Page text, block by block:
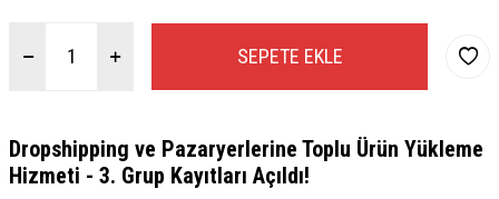
SEPETE EKLE
Dropshipping ve Pazaryerlerine Toplu Ürün Yükleme
Hizmeti - 3. Grup Kayıtları Açıldı!